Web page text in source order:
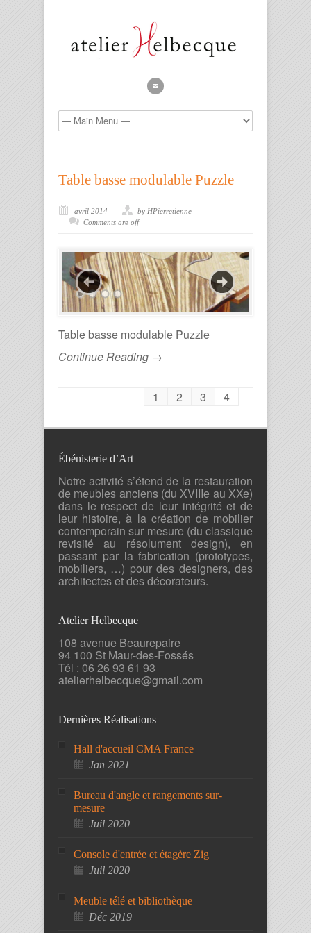
Table basse modulable Puzzle
avril 2014
by HPierretienne
Comments are off
Table basse modulable Puzzle
Continue Reading →
1 2 3 4
Ébénisterie d’Art
Notre activité s’étend de la restauration
de meubles anciens (du XVIIIe au XXe)
dans le respect de leur intégrité et de
leur histoire, à la création de mobilier
contemporain sur mesure (du classique
revisité au résolument design), en
passant par la fabrication (prototypes,
mobiliers, …) pour des designers, des
architectes et des décorateurs.
Atelier Helbecque
108 avenue Beaurepaire
94 100 St Maur-des-Fossés
Tél : 06 26 93 61 93
atelierhelbecque@gmail.com
Dernières Réalisations
Hall d'accueil CMA France
Jan 2021
Bureau d'angle et rangements sur-
mesure
Juil 2020
Console d'entrée et étagère Zig
Juil 2020
Meuble télé et bibliothèque
Déc 2019